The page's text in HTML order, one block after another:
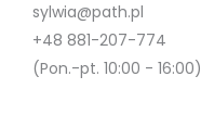
sylwia@path.pl
+48 881-207-774
(Pon.-pt. 10:00 - 16:00)